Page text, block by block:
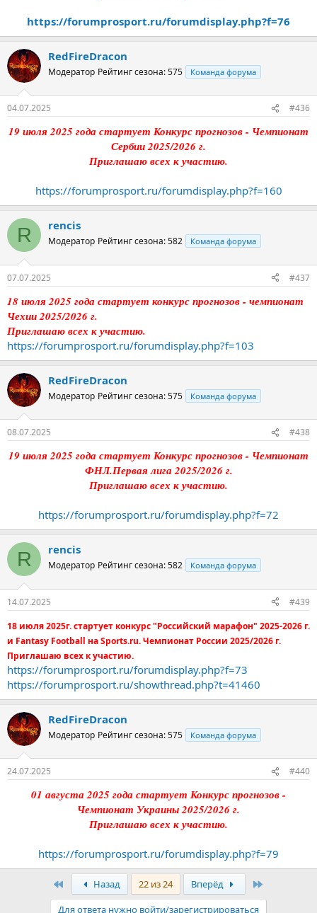
https://forumprosport.ru/forumdisplay.php?f=76
RedFireDracon
Модератор Рейтинг сезона: 575 Команда форума
04.07.2025 #436
19 июля 2025 года стартует Конкурс прогнозов - Чемпионат
Сербии 2025/2026 г.
Приглашаю всех к участию.
https://forumprosport.ru/forumdisplay.php?f=160
R rencis
Модератор Рейтинг сезона: 582 Команда форума
07.07.2025 #437
18 июля 2025 года стартует конкурс прогнозов - чемпионат
Чехии 2025/2026 г.
Приглашаю всех к участию.
https://forumprosport.ru/forumdisplay.php?f=103
RedFireDracon
Модератор Рейтинг сезона: 575 Команда форума
08.07.2025 #438
19 июля 2025 года стартует Конкурс прогнозов - Чемпионат
ФНЛ.Первая лига 2025/2026 г.
Приглашаю всех к участию.
https://forumprosport.ru/forumdisplay.php?f=72
R rencis
Модератор Рейтинг сезона: 582 Команда форума
14.07.2025
#439
18 июля 2025г. стартует конкурс "Российский марафон" 2025-2026 г.
и Fantasy Football на Sports.ru. Чемпионат России 2025/2026 г.
Приглашаю всех к участию.
https://forumprosport.ru/forumdisplay.php?f=73
https://forumprosport.ru/showthread.php?t=41460
RedFireDracon
Модератор Рейтинг сезона: 575 Команда форума
24.07.2025 #440
01 августа 2025 года стартует Конкурс прогнозов -
Чемпионат Украины 2025/2026 г.
Приглашаю всех к участию.
https://forumprosport.ru/forumdisplay.php?f=79
ПервыйНазад 22 из 24 Вперёд
Для ответа нужно войти/зарегистрироваться